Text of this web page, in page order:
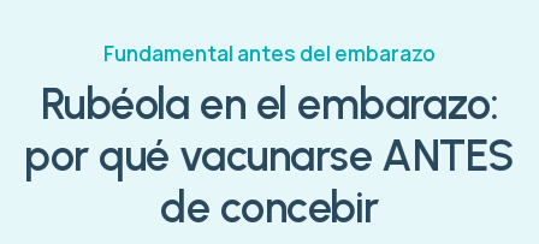
Fundamental antes del embarazo
Rubéola en el embarazo:
por qué vacunarse ANTES
de concebir